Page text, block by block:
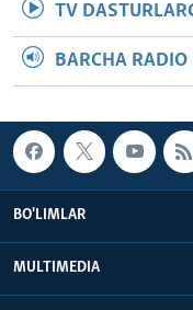
TV
BARCHA RADIO
BO'LIMLAR
MULTIMEDIA